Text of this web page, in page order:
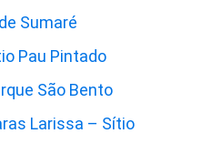
Sumaré
Pau Pintado
São Bento
Larissa – Sítio